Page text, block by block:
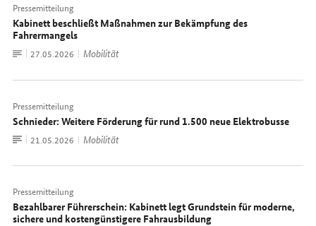
Pressemitteilung
Kabinett beschließt Maßnahmen zur Bekämpfung des
Fahrermangels
Zum
Dokument
Datum:
27.05.2026 Mobilität
Pressemitteilung
Schnieder: Weitere Förderung für rund 1.500 neue Elektrobusse
Zum
Dokument
Datum:
21.05.2026 Mobilität
Pressemitteilung
Bezahlbarer Führerschein: Kabinett legt Grundstein für moderne,
sichere und kostengünstigere Fahrausbildung